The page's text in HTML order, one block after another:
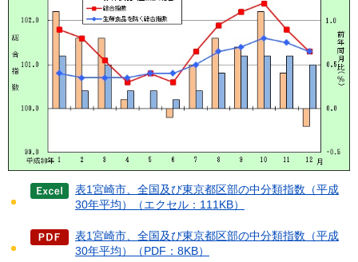
表1宮崎市、全国及び東京都区部の中分類指数（平成
30年平均）（エクセル：111KB）
表1宮崎市、全国及び東京都区部の中分類指数（平成
30年平均）（PDF：8KB）